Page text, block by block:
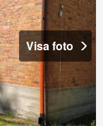
Visa foto